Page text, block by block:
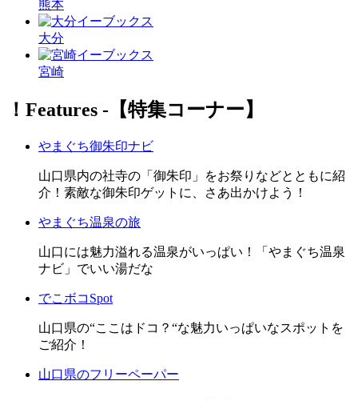
熊本
大分
宮崎
！Features ‐【特集コーナー】
やまぐち御朱印ナビ
山口県内の社寺の「御朱印」をお祭りなどとともに紹
介！素敵な御朱印ゲットに、さあ出かけよう！
やまぐち温泉の旅
山口には魅力溢れる温泉がいっぱい！「やまぐち温泉
ナビ」でいい湯だな
でこボコSpot
山口県の“ここはドコ？“な魅力いっぱいなスポットを
ご紹介！
山口県のフリーペーパー